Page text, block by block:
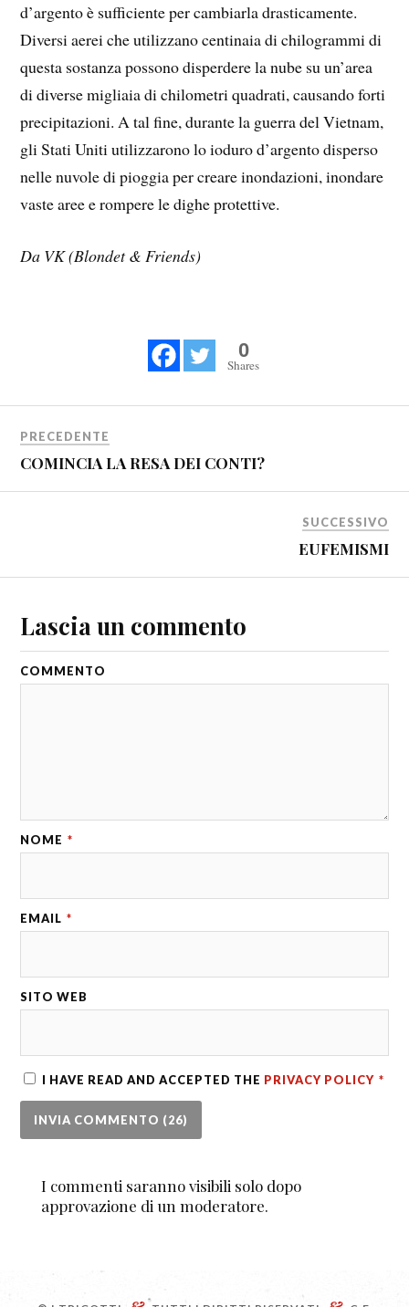
d’argento è sufficiente per cambiarla drasticamente.
Diversi aerei che utilizzano centinaia di chilogrammi di
questa sostanza possono disperdere la nube su un’area
di diverse migliaia di chilometri quadrati, causando forti
precipitazioni. A tal fine, durante la guerra del Vietnam,
gli Stati Uniti utilizzarono lo ioduro d’argento disperso
nelle nuvole di pioggia per creare inondazioni, inondare
vaste aree e rompere le dighe protettive.
Da VK (Blondet & Friends)
0
Shares
PRECEDENTE
COMINCIA LA RESA DEI CONTI?
SUCCESSIVO
EUFEMISMI
Lascia un commento
COMMENTO
NOME *
EMAIL *
SITO WEB
I HAVE READ AND ACCEPTED THE PRIVACY POLICY *
I commenti saranno visibili solo dopo
approvazione di un moderatore.